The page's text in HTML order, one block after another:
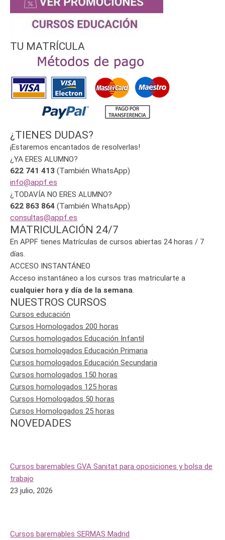
TU MATRÍCULA
¿TIENES DUDAS?
¡Estaremos encantados de resolverlas!
¿YA ERES ALUMNO?
622 741 413 (También WhatsApp)
info@appf.es
¿TODAVÍA NO ERES ALUMNO?
622 863 864 (También WhatsApp)
consultas@appf.es
MATRICULACIÓN 24/7
En APPF tienes Matrículas de cursos abiertas 24 horas / 7
días.
ACCESO INSTANTÁNEO
Acceso instantáneo a los cursos tras matricularte a
cualquier hora y día de la semana.
NUESTROS CURSOS
Cursos educación
Cursos Homologados 200 horas
Cursos homologados Educación Infantil
Cursos homologados Educación Primaria
Cursos homologados Educación Secundaria
Cursos homologados 150 horas
Cursos homologados 125 horas
Cursos Homologados 50 horas
Cursos Homologados 25 horas
NOVEDADES
Cursos baremables GVA Sanitat para oposiciones y bolsa de
trabajo
23 julio, 2026
Cursos baremables SERMAS Madrid